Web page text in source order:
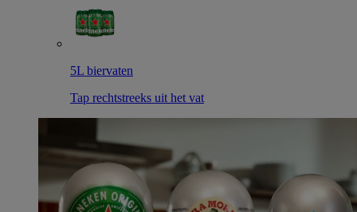
5L biervaten
Tap rechtstreeks uit het vat